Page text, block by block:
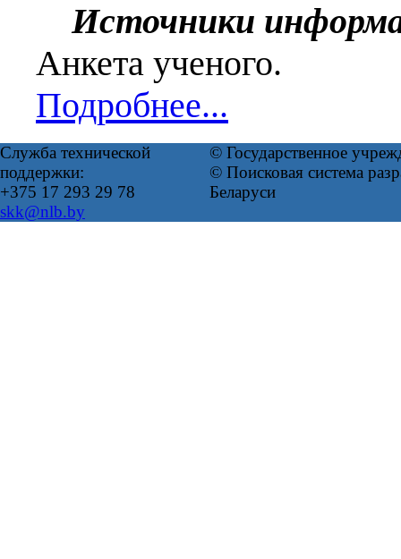
Источники
Анкета ученого.
Подробнее...
Служба технической
поддержки:
+375 17 293 29 78
skk@nlb.by
© Государственное
© Поисковая система
Беларуси